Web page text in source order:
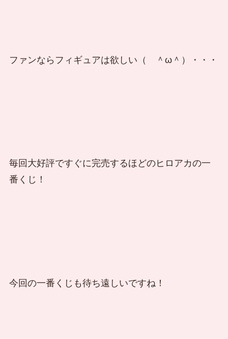
ファンならフィギュアは欲しい（ ＾ω＾）・・・
毎回大好評ですぐに完売するほどのヒロアカの一
番くじ！
今回の一番くじも待ち遠しいですね！